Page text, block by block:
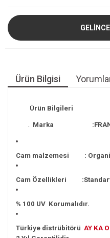
Ürün Bilgisi
Ürün Bilgileri
. Marka
Cam malzemesi :
Cam Özellikleri
% 100 UV Korumalıdır.
Türkiye distrübitörü AY KA